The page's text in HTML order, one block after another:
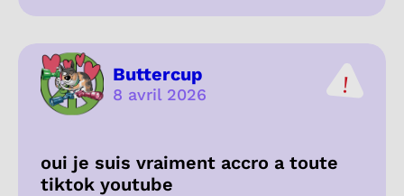
Buttercup
8 avril 2026
oui je suis vraiment accro a toute
tiktok youtube